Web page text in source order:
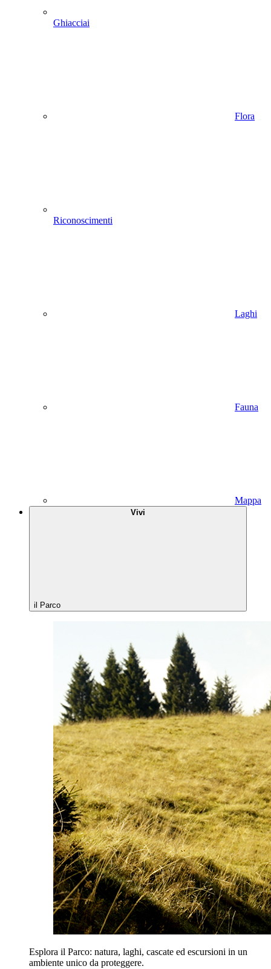
Ghiacciai
Flora
Riconoscimenti
Laghi
Fauna
Mappa
Vivi
il Parco
Esplora il Parco: natura, laghi, cascate ed escursioni in un
ambiente unico da proteggere.